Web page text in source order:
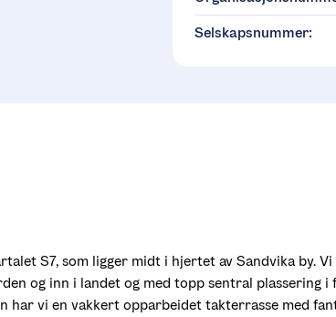
Selskapsnummer:
S7, som ligger midt i hjertet av Sandvika by.
og inn i landet og med topp sentral plassering
har vi en vakkert opparbeidet takterrasse med